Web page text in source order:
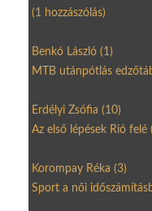
(1 hozzászólás)
Benkó László (1)
MTB utánpótlás
Erdélyi Zsófia (10)
Az első lépések Rió felé
Korompay Réka (3)
Sport a női